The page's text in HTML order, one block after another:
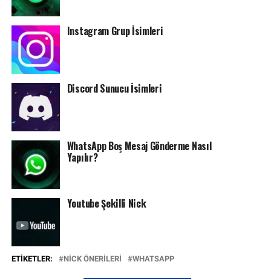
Instagram Grup İsimleri
Discord Sunucu İsimleri
WhatsApp Boş Mesaj Gönderme Nasıl
Yapılır?
Youtube Şekilli Nick
ETIKETLER: NICK ÖNERILERI WHATSAPP